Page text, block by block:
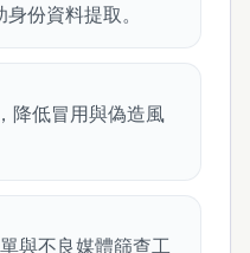
份資料提取。
降低冒用與偽造風
與不良媒體篩查工